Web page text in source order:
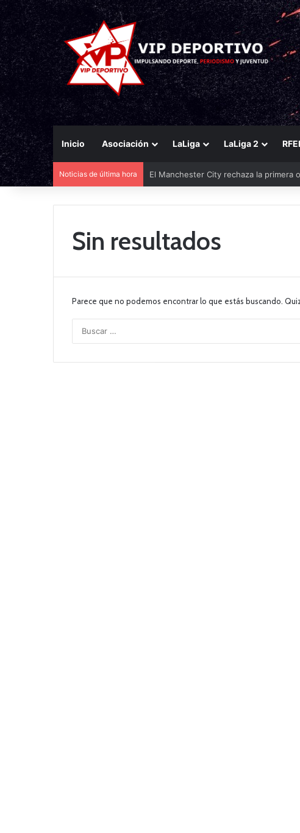
Inicio Asociación LaLiga LaLiga 2
Noticias de última hora El Manchester City rechaza la primera
Sin resultados
Parece que no podemos encontrar lo que estás buscando.